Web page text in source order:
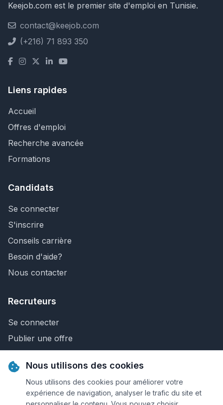
Keejob.com est le premier site d'emploi en Tunisie.
contact@keejob.com
(+216) 71 893 350
Liens rapides
Accueil
Offres d'emploi
Recherche avancée
Formations
Candidats
Se connecter
S'inscrire
Conseils carrière
Besoin d'aide?
Nous contacter
Recruteurs
Se connecter
Publier une offre
Nous contacter
Nous utilisons des cookies
Nous utilisons des cookies pour améliorer votre
expérience de navigation, analyser le trafic du site et